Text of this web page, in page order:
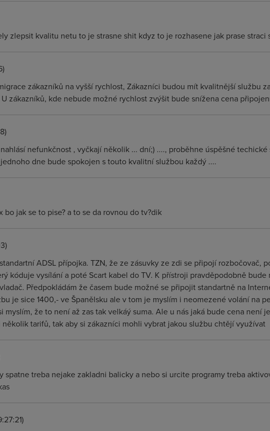
zlepsit kvalitu netu to je strasne shit kdyz to je rozhasene jak prase straci
zákazníků na vyšší rychlost, Zákazníci budou mít kvalitnější službu
zákazníků, kde nebude možné rychlost zvýšit bude snížena cena
nefunkčnost , vyčkají několik ... dní;) ...., proběhne úspěšné
dne bude spokojen s touto kvalitní službou každý ....
jak se to pise? a to se da rovnou do tv?dik
ADSL přípojka. TZN, že ze zásuvky ze zdi se připojí rozbočovač,
kóduje vysílání a poté Scart kabel do TV. K přístroji pravděpodobně
Předpokládám že časem bude možné se připojit standartně na
je sice 1400,- ve Španělsku ale v tom je myslím i neomezené volání na
myslím, že to není až zas tak velkáý suma. Ale u nás jaká bude cena není
tarifů, tak aby si zákazníci mohli vybrat jakou službu chtějí využívat
spatne treba nejake zakladni balicky a nebo si urcite programy treba